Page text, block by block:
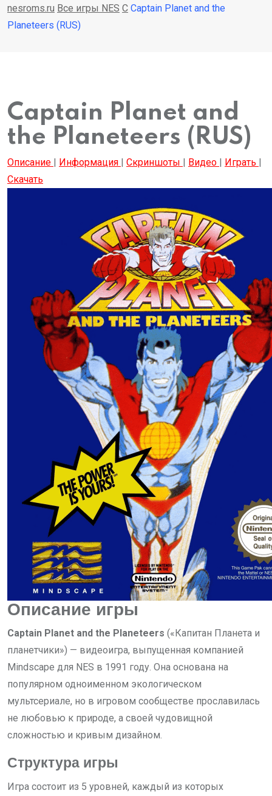
nesroms.ru Все игры NES C Captain Planet and the
Planeteers (RUS)
Captain Planet and
the Planeteers (RUS)
Описание | Информация | Скриншоты | Видео | Играть |
Скачать
Описание игры
Captain Planet and the Planeteers («Капитан Планета и
планетчики») — видеоигра, выпущенная компанией
Mindscape для NES в 1991 году. Она основана на
популярном одноименном экологическом
мультсериале, но в игровом сообществе прославилась
не любовью к природе, а своей чудовищной
сложностью и кривым дизайном.
Структура игры
Игра состоит из 5 уровней, каждый из которых